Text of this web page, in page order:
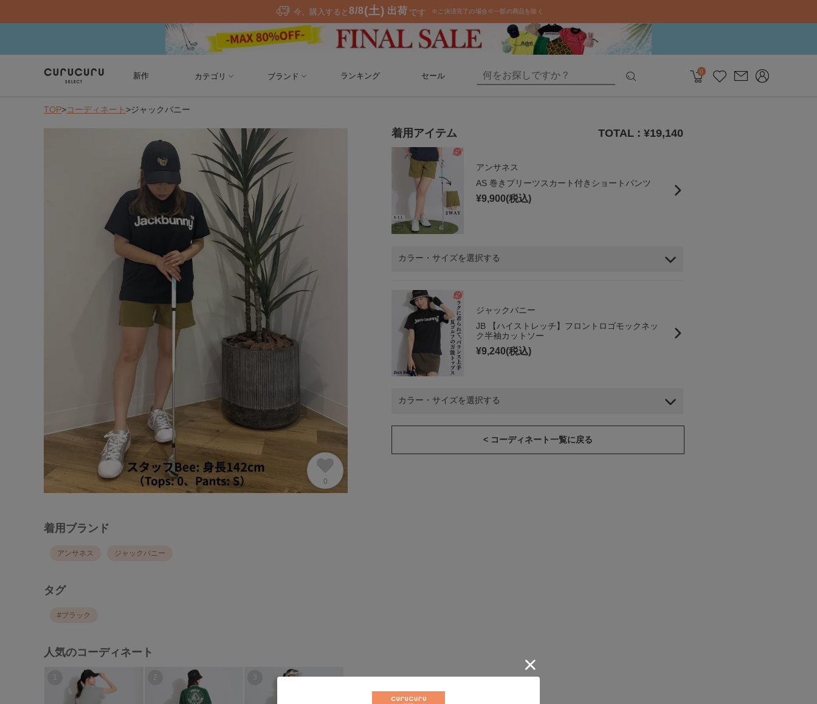
0
新作 カテゴリ ブランド ランキング セール
TOP>コーディネート>ジャックバニー
0
着用ブランド
アンサネス ジャックバニー
タグ
#ブラック
人気のコーディネート
2 3
着用アイテム TOTAL : ¥19,140
アンサネス
AS 巻きプリーツスカート付きショートパンツ
¥9,900(税込)
カラー・サイズを選択する
ジャックバニー
JB 【ハイストレッチ】フロントロゴモックネッ
ク半袖カットソー
¥9,240(税込)
カラー・サイズを選択する
< コーディネート一覧に戻る